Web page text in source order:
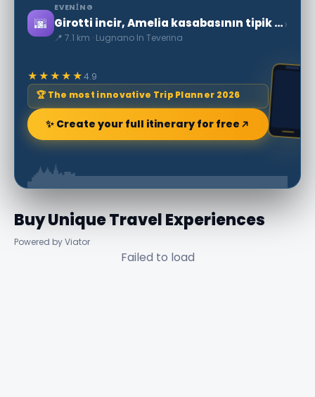
🌆
EVENING
Girotti incir, Amelia kasabasının tipik bir ürünü
📍 7.1 km · Lugnano In Teverina
›
★★★★★4.9
🏆 The most innovative Trip Planner 2026
✨ Create your full itinerary for free
Buy Unique Travel Experiences
Powered by Viator
Failed to load